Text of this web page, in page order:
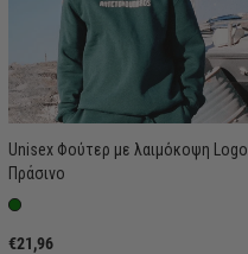
Unisex Φούτερ με λαιμόκοψη Logo
Πράσινο
€21,96